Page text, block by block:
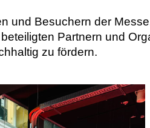
und Besuchern der
Partnern und
zu fördern.